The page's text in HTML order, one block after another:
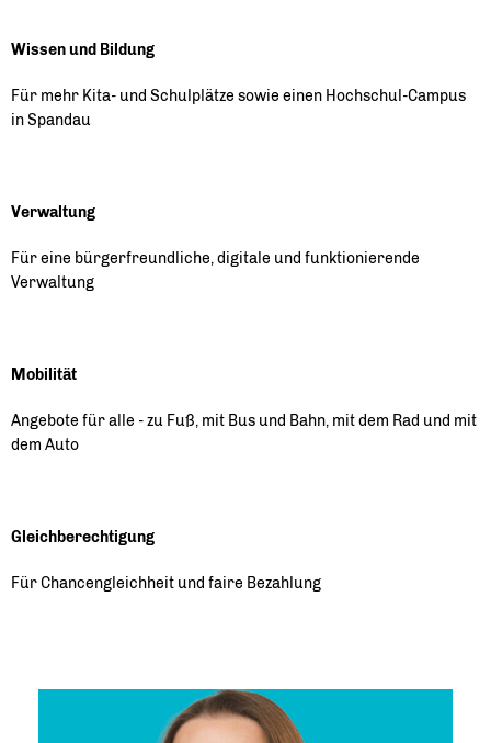
Wissen und Bildung
Für mehr Kita- und Schulplätze sowie einen Hochschul-Campus
in Spandau
Verwaltung
Für eine bürgerfreundliche, digitale und funktionierende
Verwaltung
Mobilität
Angebote für alle - zu Fuß, mit Bus und Bahn, mit dem Rad und mit
dem Auto
Gleichberechtigung
Für Chancengleichheit und faire Bezahlung